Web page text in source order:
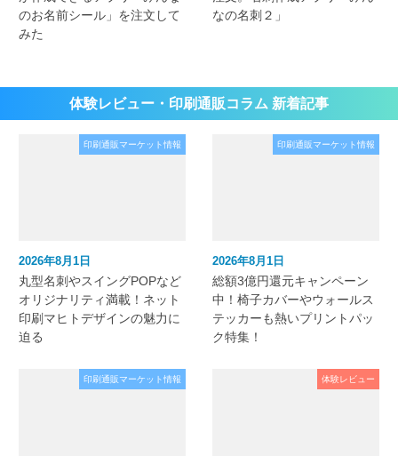
のお名前シール」を注文して
みた
なの名刺２」
体験レビュー・印刷通販コラム 新着記事
印刷通販マーケット情報
2026年8月1日
丸型名刺やスイングPOPなど
オリジナリティ満載！ネット
印刷マヒトデザインの魅力に
迫る
印刷通販マーケット情報
2026年8月1日
総額3億円還元キャンペーン
中！椅子カバーやウォールス
テッカーも熱いプリントパッ
ク特集！
印刷通販マーケット情報 体験レビュー